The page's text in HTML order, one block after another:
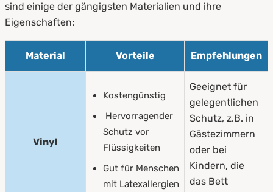
sind einige der gängigsten Materialien und ihre
Eigenschaften:
Material Vorteile Empfehlungen
Vinyl
Kostengünstig
Hervorragender
Schutz vor
Flüssigkeiten
Gut für Menschen
mit Latexallergien
Geeignet für
gelegentlichen
Schutz, z.B. in
Gästezimmern
oder bei
Kindern, die
das Bett